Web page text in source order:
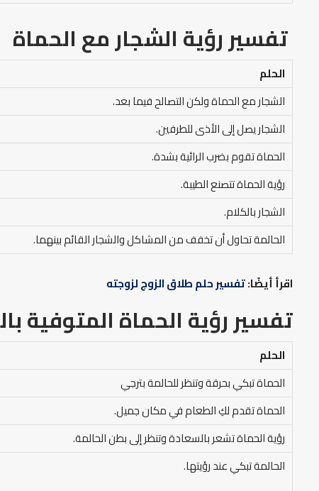
تفسير رؤية الشجار مع الحماة
الحلم
الشجار مع الحماة ولكن التصالح فيما بعد.
الشجار يصل إلى الأذى للطرفين.
الحماة تقوم بضرب الرائية بشدة.
رؤية الحماة تتصنع الطيبة.
الشجار بالكلام.
الحالمة تحاول أن تخفف من المشاكل والشجار القائم بينهما.
اقرأ أيضًا:تفسير حلم طلاق الزوج لزوجته
تفسير رؤية الحماة المتوفية
الحلم
الحماة تبكي بحرقة وتنظر للحالمة بترجي
الحماة تقدم لكِ الطعام في مكان جميل.
رؤية الحماة تشعر بالسعادة وتنظر إلى بطن الحالمة.
الحالمة تبكي عند رؤيتها.